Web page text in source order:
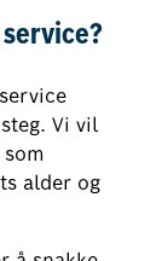
Vi vil
alder og